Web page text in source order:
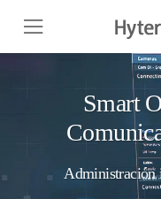
Smart
Administración